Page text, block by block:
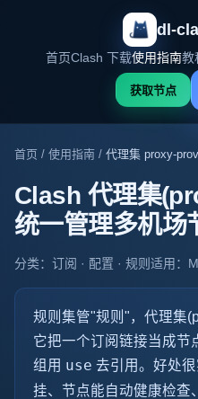
dl-
首页Clash 下载使用指南教
获取节点
首页 / 使用指南 / 代理集 proxy-
Clash 代理集
统一管理多机场
分类：订阅 · 配置 · 规则 适用：
规则集管"规则"，代理集
它把一个订阅链接当成节
组用 use 去引用。好处
挂、节点能自动健康检查